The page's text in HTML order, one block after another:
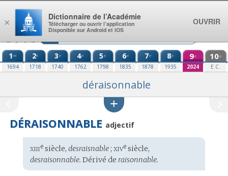
Aller au contenu
1re
1694
2e
1718
3e
1740
4e
1762
5e
1798
6e
1835
7e
1878
8e
1935
9e
2024
10e
E.C.
déraisonnable
DÉRAISONNABLE adjectif
Étymologie
:
xiiiesiècle, desraisnable; xivesiècle,
desraisonnable. Dérivé de raisonnable.
×
Dictionnaire de l’Académie
Télécharger ou ouvrir l’application
Disponible sur Android et iOS
OUVRIR